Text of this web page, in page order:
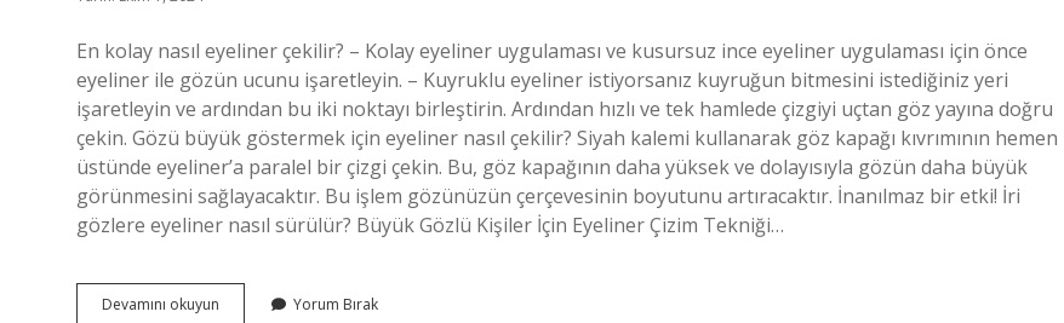
En kolay nasıl eyeliner çekilir? – Kolay eyeliner uygulaması ve kusursuz ince eyeliner uygulaması için önce
eyeliner ile gözün ucunu işaretleyin. – Kuyruklu eyeliner istiyorsanız kuyruğun bitmesini istediğiniz yeri
işaretleyin ve ardından bu iki noktayı birleştirin. Ardından hızlı ve tek hamlede çizgiyi uçtan göz yayına doğru
çekin. Gözü büyük göstermek için eyeliner nasıl çekilir? Siyah kalemi kullanarak göz kapağı kıvrımının hemen
üstünde eyeliner’a paralel bir çizgi çekin. Bu, göz kapağının daha yüksek ve dolayısıyla gözün daha büyük
görünmesini sağlayacaktır. Bu işlem gözünüzün çerçevesinin boyutunu artıracaktır. İnanılmaz bir etki! İri
gözlere eyeliner nasıl sürülür? Büyük Gözlü Kişiler İçin Eyeliner Çizim Tekniği…
Devamını okuyun Yorum Bırak